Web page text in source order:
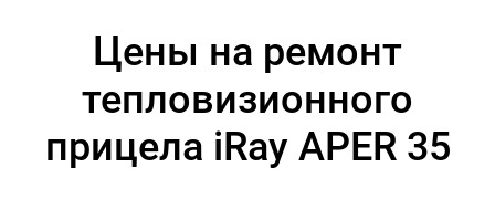
Цены на ремонт
тепловизионного
прицела iRay APER 35